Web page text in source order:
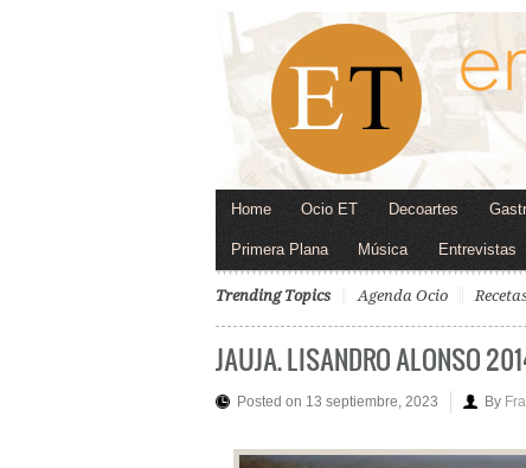
Home Ocio ET Decoartes
Primera Plana Música Entrevistas
Trending Topics Agenda Ocio
JAUJA. LISANDRO ALONSO
Posted on 13 septiembre, 2023 By